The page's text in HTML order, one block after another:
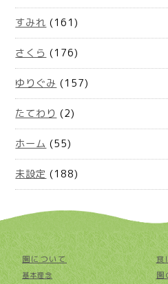
すみれ (161)
さくら (176)
ゆりぐみ (157)
たてわり (2)
ホーム (55)
未設定 (188)
園について
基本理念
食
園